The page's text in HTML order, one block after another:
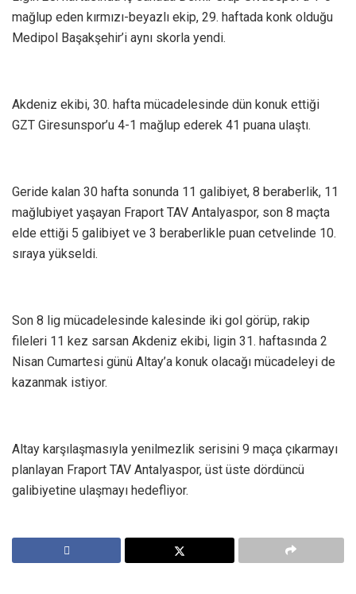
mağlup eden kırmızı-beyazlı ekip, 29. haftada konk olduğu
Medipol Başakşehir’i aynı skorla yendi.
Akdeniz ekibi, 30. hafta mücadelesinde dün konuk ettiği
GZT Giresunspor’u 4-1 mağlup ederek 41 puana ulaştı.
Geride kalan 30 hafta sonunda 11 galibiyet, 8 beraberlik, 11
mağlubiyet yaşayan Fraport TAV Antalyaspor, son 8 maçta
elde ettiği 5 galibiyet ve 3 beraberlikle puan cetvelinde 10.
sıraya yükseldi.
Son 8 lig mücadelesinde kalesinde iki gol görüp, rakip
fileleri 11 kez sarsan Akdeniz ekibi, ligin 31. haftasında 2
Nisan Cumartesi günü Altay’a konuk olacağı mücadeleyi de
kazanmak istiyor.
Altay karşılaşmasıyla yenilmezlik serisini 9 maça çıkarmayı
planlayan Fraport TAV Antalyaspor, üst üste dördüncü
galibiyetine ulaşmayı hedefliyor.